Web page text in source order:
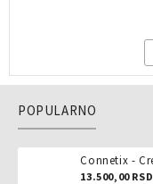
POPULARNO
13.500,00 RSD